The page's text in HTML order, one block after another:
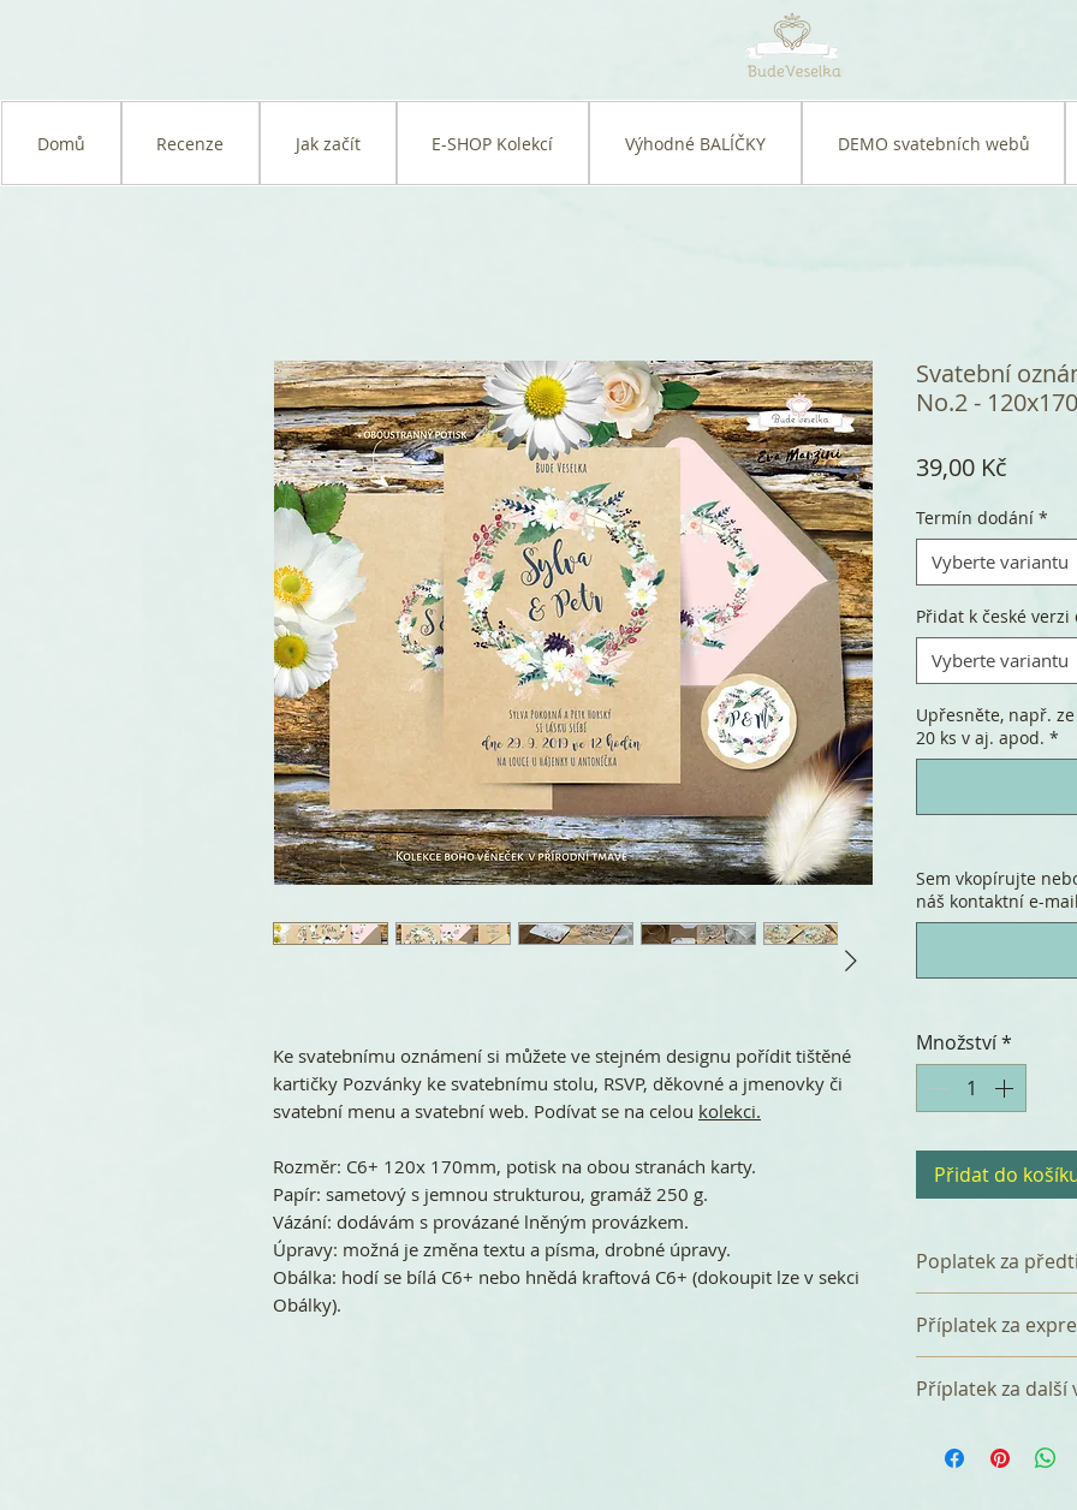
Domů Recenze Jak začít E-SHOP Kolekcí Výhodné BALÍČKY DEMO svatebních webů
Ke svatebnímu oznámení si můžete ve stejném designu pořídit tištěné
kartičky Pozvánky ke svatebnímu stolu, RSVP, děkovné a jmenovky či
svatební menu a svatební web. Podívat se na celou kolekci.
Rozměr: C6+ 120x 170mm, potisk na obou stranách karty.
Papír: sametový s jemnou strukturou, gramáž 250 g.
Vázání: dodávám s provázané lněným provázkem.
Úpravy: možná je změna textu a písma, drobné úpravy.
Obálka: hodí se bílá C6+ nebo hnědá kraftová C6+ (dokoupit lze v sekci
Obálky).
Svatební
No.2 -
39,00 Kč
Termín dodání *
Vyberte variantu
Přidat k české verzi
Vyberte variantu
Upřesněte, např.
20 ks v aj. apod. *
Sem vkopírujte
náš kontaktní e-
Množství*
Přidat do
Poplatek za
poplatek 360 Kč
který zahrnuje
a tři korektury.
Příplatek za
dnů od bdržení
do 7 dnů. za
Příplatek za další
verzi (např.